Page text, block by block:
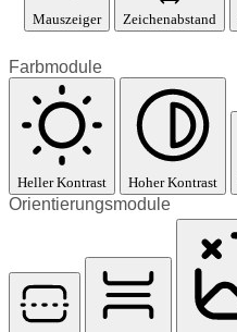
Mauszeiger Zeichenabstand
Farbmodule
Heller Kontrast Hoher Kontrast
Orientierungsmodule